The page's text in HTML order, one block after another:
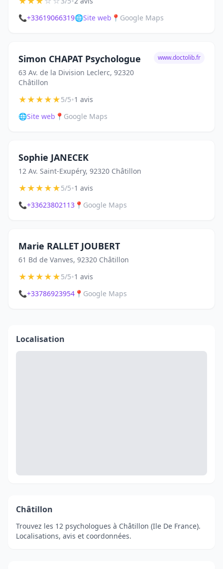
📞+33619066319🌐Site web 📍 Google Maps
Simon CHAPAT Psychologue
63 Av. de la Division Leclerc, 92320
Châtillon
www.doctolib.fr
★★★★★5/5•1 avis
🌐Site web 📍 Google Maps
Sophie JANECEK
12 Av. Saint-Exupéry, 92320 Châtillon
★★★★★5/5•1 avis
📞+33623802113 📍 Google Maps
Marie RALLET JOUBERT
61 Bd de Vanves, 92320 Châtillon
★★★★★5/5•1 avis
📞+33786923954 📍 Google Maps
Localisation
Châtillon
Trouvez les 12 psychologues à Châtillon (Ile De France).
Localisations, avis et coordonnées.